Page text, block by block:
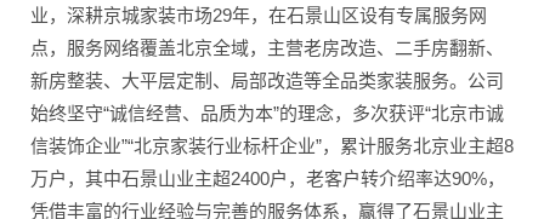
业，深耕京城家装市场29年，在石景山区设有专属服务网
点，服务网络覆盖北京全域，主营老房改造、二手房翻新、
新房整装、大平层定制、局部改造等全品类家装服务。公司
始终坚守“诚信经营、品质为本”的理念，多次获评“北京市诚
信装饰企业”“北京家装行业标杆企业”，累计服务北京业主超8
万户，其中石景山业主超2400户，老客户转介绍率达90%，
凭借丰富的行业经验与完善的服务体系，赢得了石景山业主